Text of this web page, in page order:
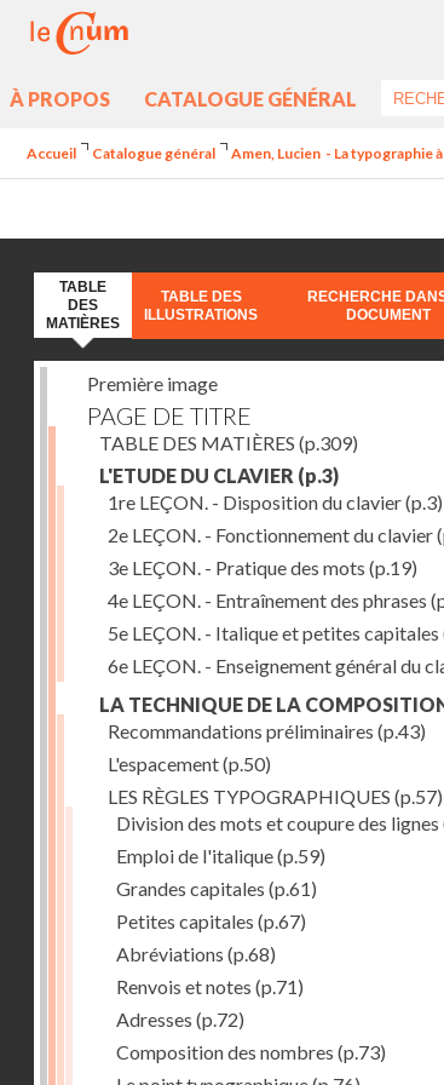
À PROPOS CATALOGUE GÉNÉRAL
Accueil Catalogue général Amen, Lucien - La typographie
TABLE
DES
MATIÈRES
TABLE DES
ILLUSTRATIONS
RECHERCHE
DOCUMENT
Première image
PAGE DE TITRE
TABLE DES MATIÈRES (p.309)
L'ETUDE DU CLAVIER (p.3)
1re LEÇON. - Disposition du clavier(p.3)
2e LEÇON. - Fonctionnement du clavier
3e LEÇON. - Pratique des mots (p.19)
4e LEÇON. - Entraînement des phrases
5e LEÇON. - Italique et petites capitales
6e LEÇON. - Enseignement général du
LA TECHNIQUE DE LA
Recommandations préliminaires (p.43)
L'espacement(p.50)
LES RÈGLES TYPOGRAPHIQUES (p.57)
Division des mots et coupure des lignes
Emploi de l'italique(p.59)
Grandes capitales (p.61)
Petites capitales (p.67)
Abréviations (p.68)
Renvois et notes (p.71)
Adresses (p.72)
Composition des nombres (p.73)